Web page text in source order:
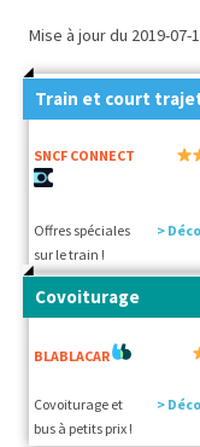
Mise à jour du 2019-07-
Train et court
SNCF CONNECT
Offres spéciales
sur le train !
>
Covoiturage
BLABLACAR
Covoiturage et
bus à petits prix !
>